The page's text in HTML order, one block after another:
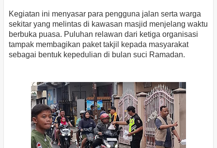
Kegiatan ini menyasar para pengguna jalan serta warga
sekitar yang melintas di kawasan masjid menjelang waktu
berbuka puasa. Puluhan relawan dari ketiga organisasi
tampak membagikan paket takjil kepada masyarakat
sebagai bentuk kepedulian di bulan suci Ramadan.